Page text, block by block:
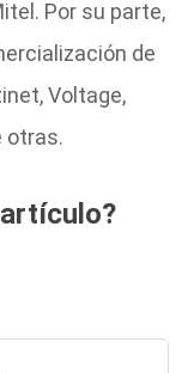
Por su parte,
de
Voltage,
otras.